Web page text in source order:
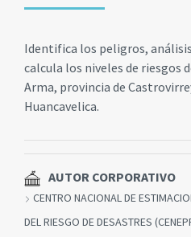
Identifica los peligros,
calcula los niveles de riesgos
Arma, provincia de
Huancavelica.
AUTOR CORPORATIVO
CENTRO NACIONAL DE
DEL RIESGO DE DESASTRES